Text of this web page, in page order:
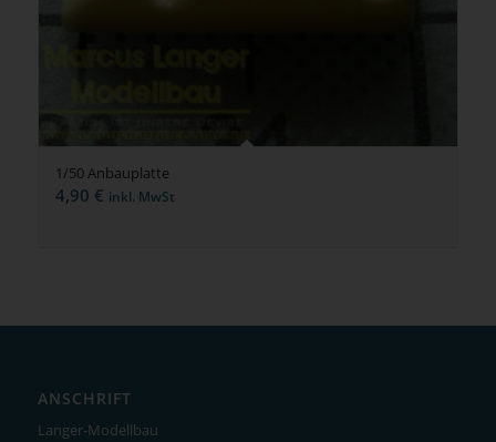
1/50 Anbauplatte
4,90 € inkl. MwSt
ANSCHRIFT
Langer-Modellbau